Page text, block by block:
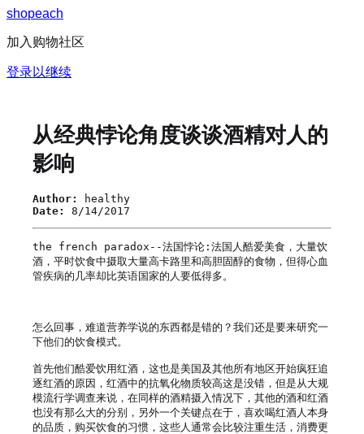
shopeach
加入购物社区
登录以继续
从经典悖论角度谈谈酒精对人的
影响
Author:
healthy
Date:
8/14/2017
the french paradox--法国悖论:法国人酷爱美食，大量饮
酒，平时饮食中摄取大量高卡路里和高胆固醇的食物，但得心血
管疾病的几率却比英语国家的人要低得多。
怎么回事，难道营养学说的东西都是错的？我们还是要来研究一
下他们的饮食模式。
首先他们酷爱饮用红酒，这也是美国及其他所有地区开始疯狂追
逐红酒的原因，红酒中的抗氧化物质较高这是没错，但是从大规
模流行学调查来说，在同样的酒精摄入情况下，其他的酒和红酒
也没有那么大的分别，另外一个关键点在于，喜欢喝红酒人本身
的品质，购买饮食的习惯，这些人通常会比较注重生活，消费更